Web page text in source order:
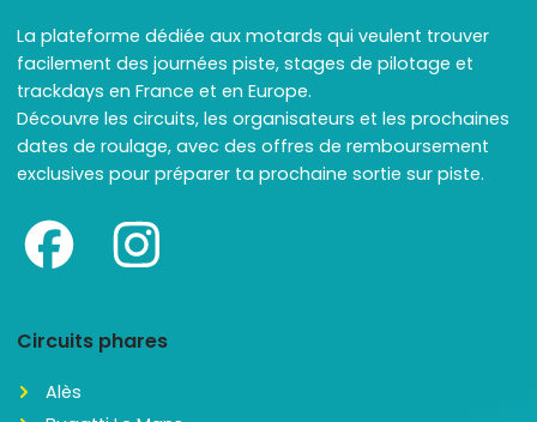
La plateforme dédiée aux motards qui veulent trouver
facilement des journées piste, stages de pilotage et
trackdays en France et en Europe.
Découvre les circuits, les organisateurs et les prochaines
dates de roulage, avec des offres de remboursement
exclusives pour préparer ta prochaine sortie sur piste.
Circuits phares
Alès